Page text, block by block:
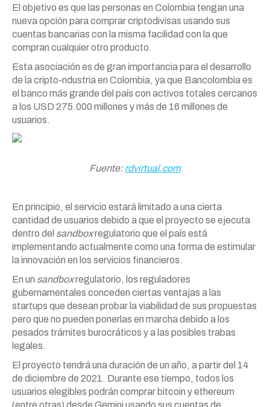
El objetivo es que las personas en Colombia tengan una
nueva opción para comprar criptodivisas usando sus
cuentas bancarias con la misma facilidad con la que
compran cualquier otro producto.
Esta asociación es de gran importancia para el desarrollo
de la cripto-ndustria en Colombia, ya que Bancolombia es
el banco más grande del país con activos totales cercanos
a los USD 275.000 millones y más de 16 millones de
usuarios.
Fuente: rdvirtual.com
En principio, el servicio estará limitado a una cierta
cantidad de usuarios debido a que el proyecto se ejecuta
dentro del sandboxregulatorio que el país está
implementando actualmente como una forma de estimular
la innovación en los servicios financieros.
En un sandboxregulatorio, los reguladores
gubernamentales conceden ciertas ventajas a las
startups que desean probar la viabilidad de sus propuestas
pero que no pueden ponerlas en marcha debido a los
pesados trámites burocráticos y a las posibles trabas
legales.
El proyecto tendrá una duración de un año, a partir del 14
de diciembre de 2021. Durante ese tiempo, todos los
usuarios elegibles podrán comprar bitcoin y ethereum
(entre otras) desde Gemini usando sus cuentas de